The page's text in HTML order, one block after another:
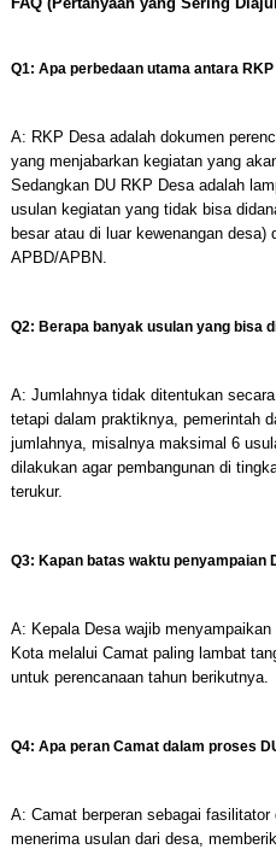
Q1: Apa perbedaan utama antara
A: RKP Desa adalah dokumen
yang menjabarkan kegiatan yang
Sedangkan DU RKP Desa adalah
usulan kegiatan yang tidak bisa
besar atau di luar kewenangan
APBD/APBN.
Q2: Berapa banyak usulan yang bisa
A: Jumlahnya tidak ditentukan
tetapi dalam praktiknya, pemerintah
jumlahnya, misalnya maksimal 6
dilakukan agar pembangunan di
terukur.
Q3: Kapan batas waktu penyampaian
A: Kepala Desa wajib
Kota melalui Camat paling lambat
untuk perencanaan tahun berikutnya.
Q4: Apa peran Camat dalam proses
A: Camat berperan sebagai
menerima usulan dari desa,